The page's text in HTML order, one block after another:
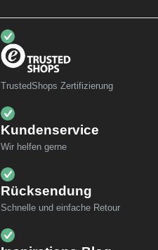
TrustedShops Zertifizierung
Kundenservice
Wir helfen gerne
Rücksendung
Schnelle und einfache Retour